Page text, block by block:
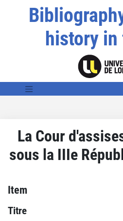
history
La Cour
sous la IIIe
Item
Titre